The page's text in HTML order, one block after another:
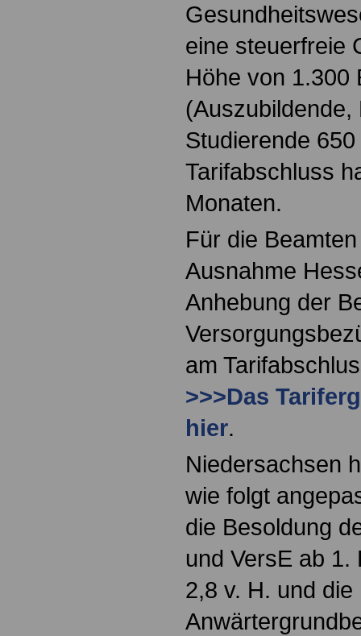
eine steuerfreie
Höhe von 1.300
Studierende
Tarifabschluss
Monaten.
Für die
Ausnahme
Anhebung der
am
>>>Das
hier.
Niedersachsen
wie folgt
die Besoldung
und VersE ab
2,8 v. H. und die